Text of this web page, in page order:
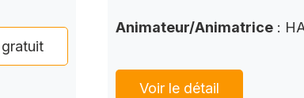
Animateur/Animatrice :
Voir le détail